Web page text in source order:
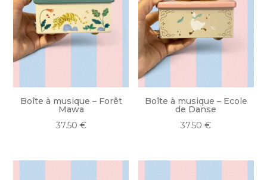
Boîte à musique – Forêt
Mawa
37.50 €
Boîte à musique – Ecole
de Danse
37.50€